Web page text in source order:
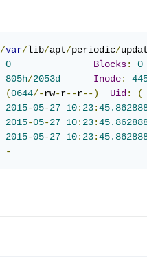
var/lib/apt/periodic/
0 Blocks: 0
805h/2053d Inode:
(0644/-rw-r--r--) Uid : (
2015-05-27 10: 23:
2015-05-27 10: 23:
2015-05-27 10: 23:
-